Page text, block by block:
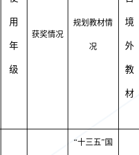
用
年
级
获奖情况
规划教材情
况
境
外
教
材
“十三五”国